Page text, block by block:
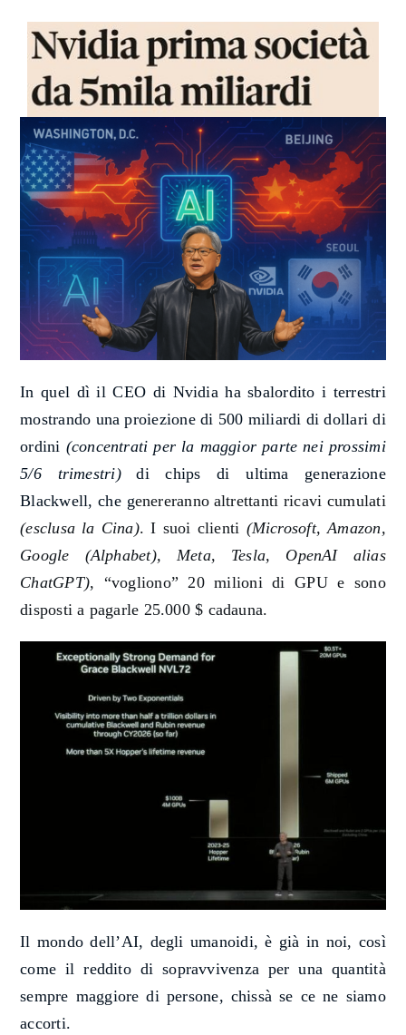
In quel dì ilCEO di Nvidia ha sbalordito i terrestri
mostrando una proiezione di 500 miliardi didollari di
ordini (concentrati per la maggior parte nei prossimi
5/6 trimestri)
di chips di ultima generazione
Blackwell, che genereranno altrettanti ricavi cumulati
(esclusa la Cina). I suoi clienti (Microsoft, Amazon,
Google (Alphabet), Meta, Tesla, OpenAI alias
ChatGPT), “vogliono” 20 milioni di GPU e sono
disposti a pagarle 25.000 $ cadauna.
Il mondo dell’AI, degli umanoidi, è già in noi, così
come il reddito di sopravvivenza per una quantità
sempre maggiore di persone, chissà se ce ne siamo
accorti.